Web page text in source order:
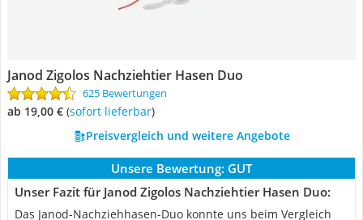
Janod Zigolos Nachziehtier Hasen Duo
625 Bewertungen
ab 19,00 € ( Sofort lieferbar)
Preisvergleich und weitere Angebote
Unsere Bewertung: GUT
Unser Fazit für Janod Zigolos Nachziehtier Hasen Duo:
Das Janod-Nachziehhasen-Duo konnte uns beim Vergleich